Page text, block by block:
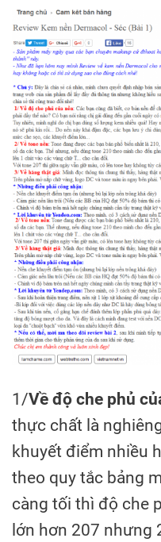
1/Về độ che phủ
thực chất là
khuyết điểm nhiều
theo quy tắc bảng
càng tối thì độ che
lớn hơn 207 nhưng